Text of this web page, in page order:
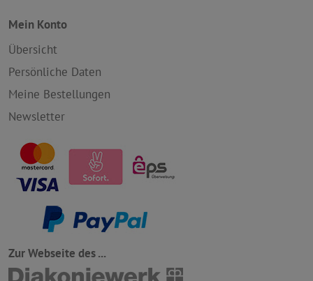
Mein Konto
Übersicht
Persönliche Daten
Meine Bestellungen
Newsletter
Zur Webseite des ...